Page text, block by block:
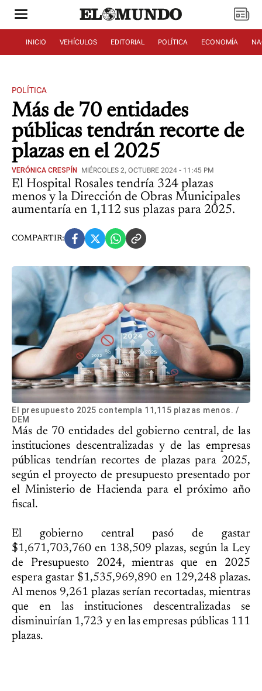
INICIO VEHÍCULOS EDITORIAL POLÍTICA ECONOMÍA
POLÍTICA
Más de 70 entidades
públicas tendrán recorte de
plazas en el 2025
VERÓNICA CRESPÍN MIÉRCOLES 2, OCTUBRE 2024 - 11:45 PM
El Hospital Rosales tendría 324 plazas
menos y la Dirección de Obras Municipales
aumentaría en 1,112 sus plazas para 2025.
COMPARTIR:
El presupuesto 2025 contempla 11,115 plazas menos. /
DEM
Más de 70 entidades del gobierno central, de las
instituciones descentralizadas y de las empresas
públicas tendrían recortes de plazas para 2025,
según el proyecto de presupuesto presentado por
el Ministerio de Hacienda para el próximo año
fiscal.
El gobierno central pasó de gastar
$1,671,703,760 en 138,509 plazas, según la Ley
de Presupuesto 2024, mientras que en 2025
espera gastar $1,535,969,890 en 129,248 plazas.
Al menos 9,261 plazas serían recortadas, mientras
que en las instituciones descentralizadas se
disminuirían 1,723 y en las empresas públicas 111
plazas.